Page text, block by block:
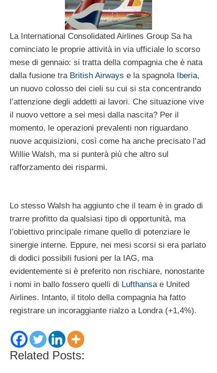
La International Consolidated Airlines Group Sa ha
cominciato le proprie attività in via ufficiale lo scorso
mese di gennaio: si tratta della compagnia che è nata
dalla fusione tra British Airways e la spagnola Iberia,
un nuovo colosso dei cieli su cui si sta concentrando
l’attenzione degli addetti ai lavori. Che situazione vive
il nuovo vettore a sei mesi dalla nascita? Per il
momento, le operazioni prevalenti non riguardano
nuove acquisizioni, così come ha anche precisato l’ad
Willie Walsh, ma si punterà più che altro sul
rafforzamento dei risparmi.
Lo stesso Walsh ha aggiunto che il team è in grado di
trarre profitto da qualsiasi tipo di opportunità, ma
l’obiettivo principale rimane quello di potenziare le
sinergie interne. Eppure, nei mesi scorsi si era parlato
di dodici possibili fusioni per la IAG, ma
evidentemente si è preferito non rischiare, nonostante
i nomi in ballo fossero quelli di Lufthansae United
Airlines. Intanto, il titolo della compagnia ha fatto
registrare un incoraggiante rialzo a Londra (+1,4%).
Related Posts: